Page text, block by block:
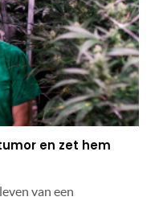
en zet hem
van een